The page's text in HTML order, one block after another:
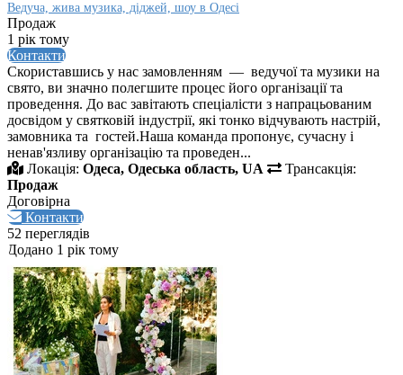
Ведуча, жива музика, діджей, шоу в Одесі
Продаж
1 рік тому
Контакти
Скориставшись у нас замовленням — ведучої та музики на
свято, ви значно полегшите процес його організації та
проведення. До вас завітають спеціалісти з напрацьованим
досвідом у святковій індустрії, які тонко відчувають настрій,
замовника та гостей.Наша команда пропонує, сучасну і
ненав'язливу організацію та проведен...
Локація: Одеса, Одеська область, UA
Трансакція:
Продаж
Договірна
Контакти
52 переглядів
Додано 1 рік тому